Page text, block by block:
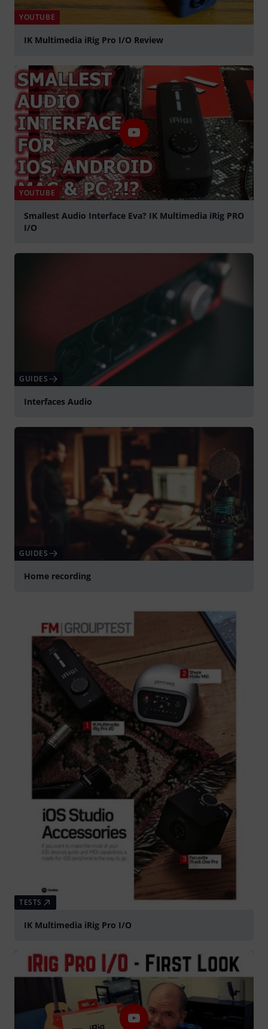
YOUTUBE
IK Multimedia iRig Pro I/O Review
YOUTUBE
Smallest Audio Interface Eva? IK Multimedia iRig PRO
I/O
GUIDES
Interfaces Audio
GUIDES
Home recording
TESTS
IK Multimedia iRig Pro I/O